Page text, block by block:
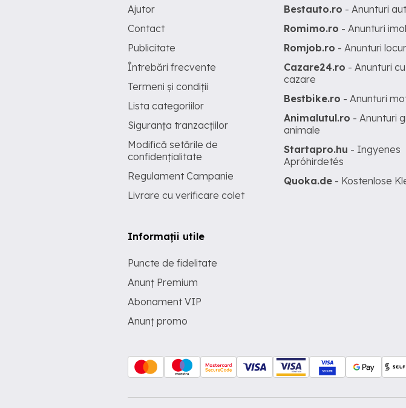
Ajutor
Contact
Publicitate
Întrebări frecvente
Termeni și condiții
Lista categoriilor
Siguranța tranzacțiilor
Modifică setările de
confidențialitate
Regulament Campanie
Livrare cu verificare colet
Informații utile
Puncte de fidelitate
Anunț Premium
Abonament VIP
Anunț promo
Bestauto.ro - Anunturi
Romimo.ro - Anunturi
Romjob.ro - Anunturi
Cazare24.ro - Anunturi
cazare
Bestbike.ro - Anunturi
Animalutul.ro - Anunturi
animale
Startapro.hu - Ingyenes
Apróhirdetés
Quoka.de - Kostenlose